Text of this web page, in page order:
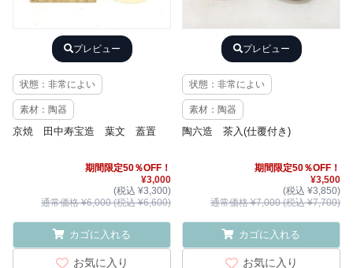
プレビュー
状態：非常によい
素材：陶器
京焼 田中寿宝造 葉文 蓋置
期間限定50％OFF！
¥3,000
(税込 ¥3,300)
通常価格 ¥6,000 (税込 ¥6,600)
カゴに入れる
お気に入り
プレビュー
状態：非常によい
素材：陶器
陶六造 茶入(仕覆付き)
期間限定50％OFF！
¥3,500
(税込 ¥3,850)
通常価格 ¥7,000 (税込 ¥7,700)
カゴに入れる
お気に入り